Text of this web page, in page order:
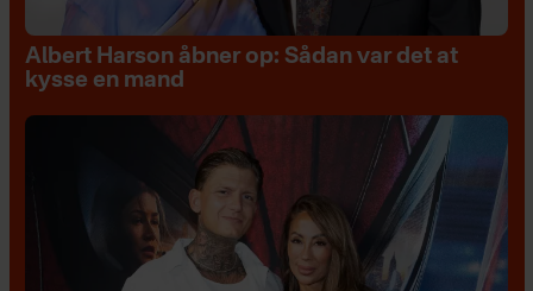
Albert Harson åbner op: Sådan var det at
kysse en mand